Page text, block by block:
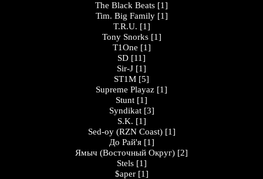
The Black Beats [1]
Tim. Big Family [1]
T.R.U. [1]
Tony Snorks [1]
T1One [1]
SD [11]
Sir-J [1]
ST1M [5]
Supreme Playaz [1]
Stunt [1]
Syndikat [3]
S.K. [1]
Sed-oy (RZN Coast) [1]
До Рай'я [1]
Ямыч (Восточный Округ) [2]
Stels [1]
$aper [1]